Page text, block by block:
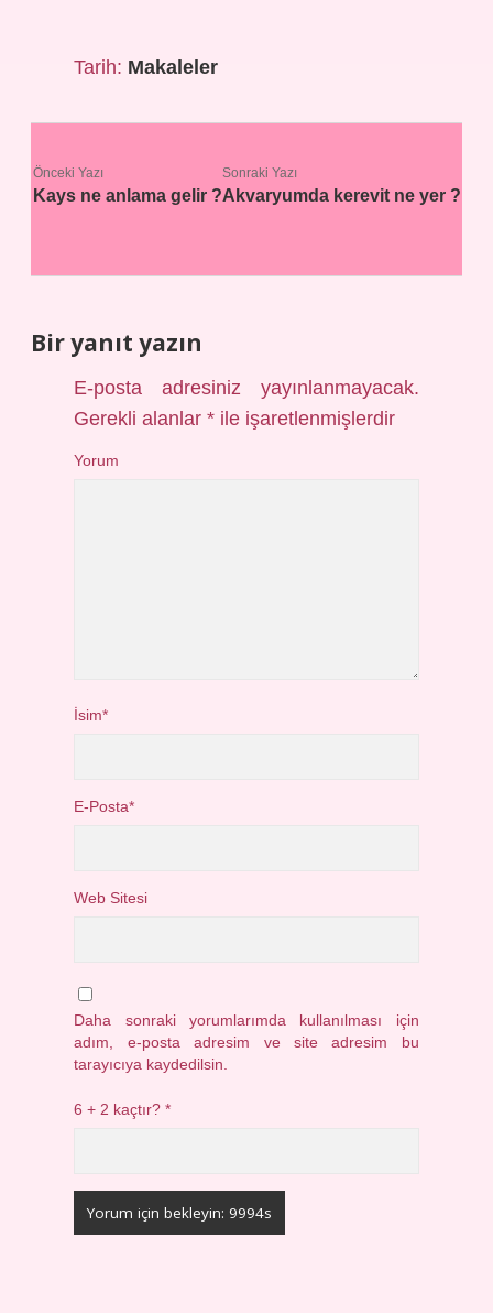
Tarih: Makaleler
Önceki Yazı
Kays ne anlama gelir ?
Sonraki Yazı
Akvaryumda kerevit ne yer ?
Bir yanıt yazın
E-posta adresiniz yayınlanmayacak.
Gerekli alanlar* ile işaretlenmişlerdir
Yorum
İsim*
E-Posta*
Web Sitesi
Daha sonraki yorumlarımda kullanılması için
adım, e-posta adresim ve site adresim bu
tarayıcıya kaydedilsin.
6 + 2 kaçtır?*